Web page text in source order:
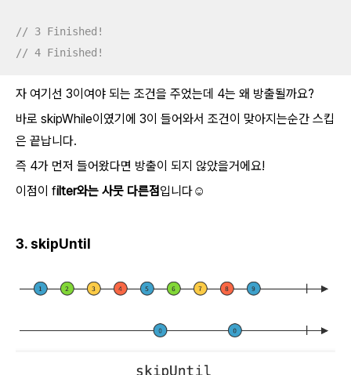
// 3 Finished!
// 4 Finished!
자 여기선 3이여야 되는 조건을 주었는데 4는 왜 방출될까요?
바로 skipWhile이였기에 3이 들어와서 조건이 맞아지는순간 스킵
은 끝납니다.
즉 4가 먼저 들어왔다면 방출이 되지 않았을거에요!
이점이 filter와는 사뭇 다른점입니다☺️
3. skipUntil